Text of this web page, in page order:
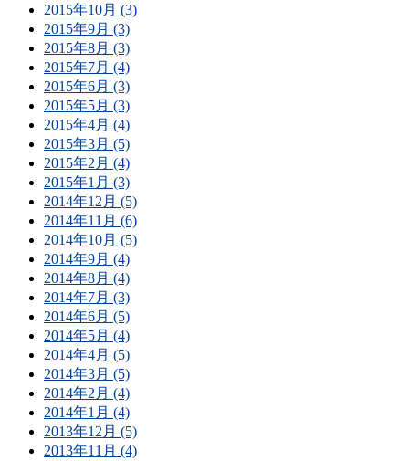
2015年10月 (3)
2015年9月 (3)
2015年8月 (3)
2015年7月 (4)
2015年6月 (3)
2015年5月 (3)
2015年4月 (4)
2015年3月 (5)
2015年2月 (4)
2015年1月 (3)
2014年12月 (5)
2014年11月 (6)
2014年10月 (5)
2014年9月 (4)
2014年8月 (4)
2014年7月 (3)
2014年6月 (5)
2014年5月 (4)
2014年4月 (5)
2014年3月 (5)
2014年2月 (4)
2014年1月 (4)
2013年12月 (5)
2013年11月 (4)